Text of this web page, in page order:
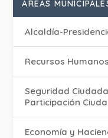
ÁREAS
Alcaldía-
Recursos Humanos
Seguridad
Participación
Economía y